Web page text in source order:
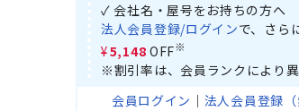
✓ 会社名・屋号をお持ちの方へ
法人会員登録/ログインで、さら
¥5,148 OFF※
※割引率は、会員ランクにより異
会員ログイン ｜ 法人会員登録（